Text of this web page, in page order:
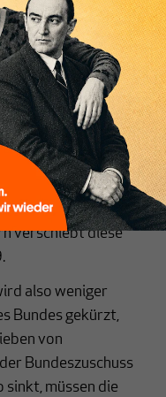
ab 2027
Euro (auf dann 12,5
bemessen
Minderausgaben
Bund wird dem
Höhe von 5,6
geplant
verschiebt diese
also weniger
Bundes gekürzt,
von
Bundeszuschuss
sinkt, müssen die